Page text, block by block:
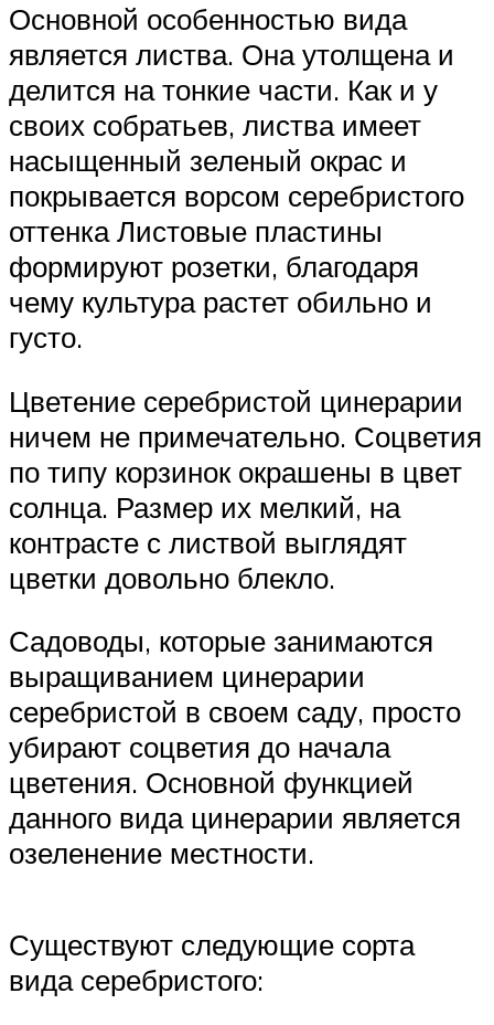
Основной особенностью вида
является листва. Она утолщена и
делится на тонкие части. Как и у
своих собратьев, листва имеет
насыщенный зеленый окрас и
покрывается ворсом серебристого
оттенка Листовые пластины
формируют розетки, благодаря
чему культура растет обильно и
густо.
Цветение серебристой цинерарии
ничем не примечательно. Соцветия
по типу корзинок окрашены в цвет
солнца. Размер их мелкий, на
контрасте с листвой выглядят
цветки довольно блекло.
Садоводы, которые занимаются
выращиванием цинерарии
серебристой в своем саду, просто
убирают соцветия до начала
цветения. Основной функцией
данного вида цинерарии является
озеленение местности.
Существуют следующие сорта
вида серебристого: